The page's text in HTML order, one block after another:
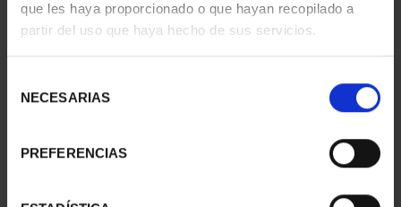
que les haya proporcionado o que hayan recopilado a
partir del uso que haya hecho de sus servicios.
NECESARIAS
PREFERENCIAS
CAPITALES ESPAÑOLAS
73,00 €
CIUDADES PATRIMONIO